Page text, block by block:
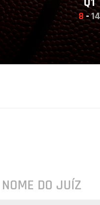
8-14
NOME DO JUÍZ